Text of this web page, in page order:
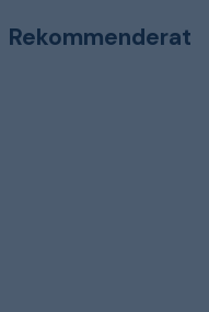
Rekommenderat